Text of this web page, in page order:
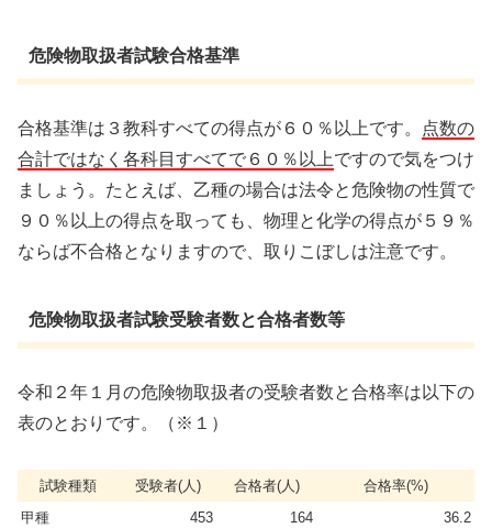
危険物取扱者試験合格基準
合格基準は３教科すべての得点が６０％以上です。
点数の
合計ではなく各科目すべてで６０％以上ですので気をつけ
ましょう。たとえば、乙種の場合は法令と危険物の性質で
９０％以上の得点を取っても、物理と化学の得点が５９％
ならば不合格となりますので、取りこぼしは注意です。
危険物取扱者試験受験者数と合格者数等
令和２年１月の危険物取扱者の受験者数と合格率は以下の
表のとおりです。（※１）
試験種類 受験者(人) 合格者(人)
合格率(%)
甲種
453 164
36.2